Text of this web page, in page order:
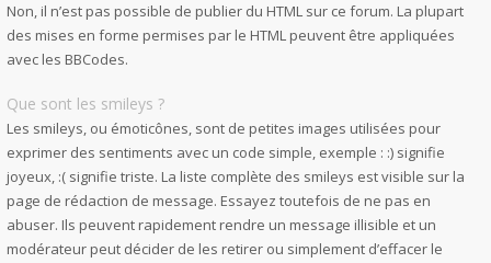
Non, il n’est pas possible de publier du HTML sur ce forum. La plupart
des mises en forme permises par le HTML peuvent être appliquées
avec les BBCodes.
Que sont les smileys ?
Les smileys, ou émoticônes, sont de petites images utilisées pour
exprimer des sentiments avec un code simple, exemple : :) signifie
joyeux, :( signifie triste. La liste complète des smileys est visible sur la
page de rédaction de message. Essayez toutefois de ne pas en
abuser. Ils peuvent rapidement rendre un message illisible et un
modérateur peut décider de les retirer ou simplement d’effacer le